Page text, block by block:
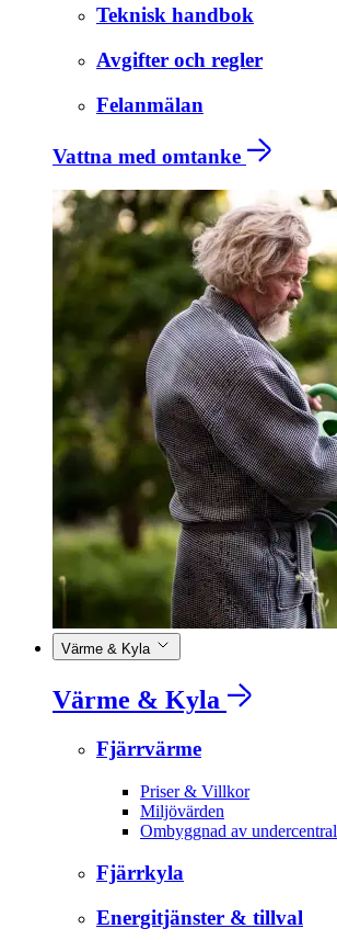
Teknisk handbok
Avgifter och regler
Felanmälan
Vattna med omtanke
Värme & Kyla
Värme & Kyla
Fjärrvärme
Priser & Villkor
Miljövärden
Ombyggnad av undercentral
Fjärrkyla
Energitjänster & tillval